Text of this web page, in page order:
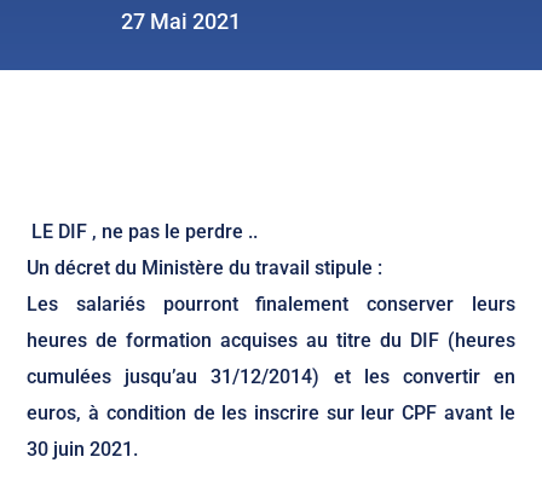
27 Mai 2021
LE DIF , ne pas le perdre ..
Un décret du Ministère du travail stipule :
Les salariés pourront finalement conserver leurs
heures de formation acquises au titre du DIF (heures
cumulées jusqu’au 31/12/2014) et les convertir en
euros, à condition de les inscrire sur leur CPF avant le
30 juin 2021.